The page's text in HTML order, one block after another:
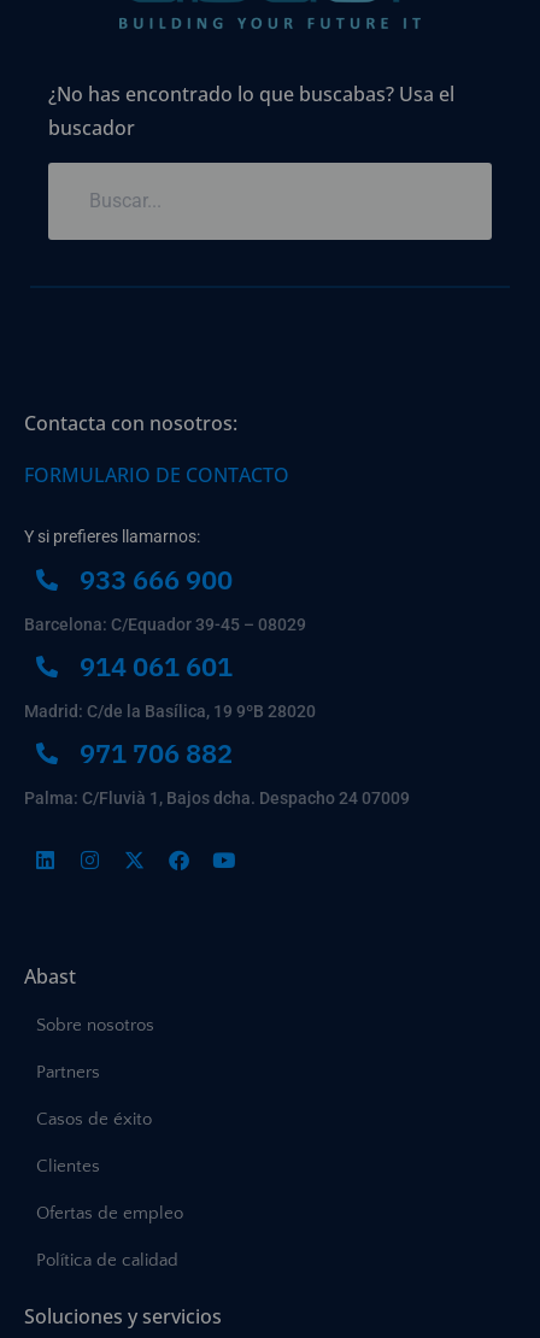
¿No has encontrado lo que buscabas? Usa el
buscador
Contacta con nosotros:
FORMULARIO DE CONTACTO
Y si prefieres llamarnos:
933 666 900
Barcelona: C/Equador 39-45 – 08029
914 061 601
Madrid: C/de la Basílica, 19 9ºB 28020
971 706 882
Palma: C/Fluvià 1, Bajos dcha. Despacho 24 07009
Abast
Sobre nosotros
Partners
Casos de éxito
Clientes
Ofertas de empleo
Política de calidad
Soluciones y servicios